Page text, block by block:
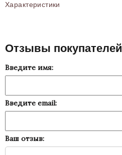
Характеристики
Отзывы покупателей
Введите имя:
Введите email:
Ваш отзыв: